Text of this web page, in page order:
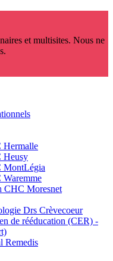
et multisites. Nous ne
Hermalle
Heusy
MontLégia
CHC Moresnet
Drs Crèvecoeur
de rééducation (CER) -
Remedis